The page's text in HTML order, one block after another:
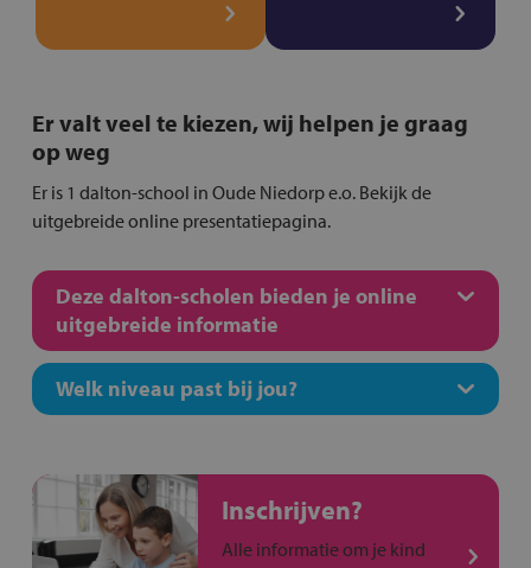
Er valt veel te kiezen, wij helpen je graag
op weg
Er is 1 dalton-school in Oude Niedorp e.o. Bekijk de
uitgebreide online presentatiepagina.
Deze dalton-scholen bieden je online
uitgebreide informatie
Welk niveau past bij jou?
Inschrijven?
Alle informatie om je kind